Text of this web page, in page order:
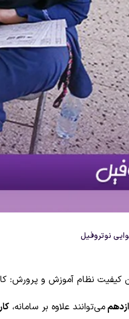
نوتروفیل
کیفیت نظام آموزش و پرورش:
می‌توانند علاوه بر سامانه،